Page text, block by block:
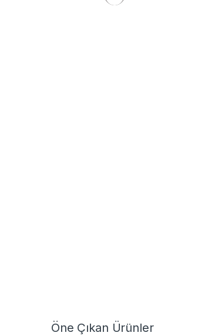
Öne Çıkan Ürünler